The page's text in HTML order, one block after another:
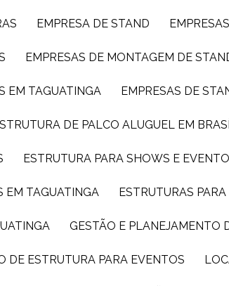
EMPRESA DE STAND
EMPRESAS DE MONTAGEM DE
EM TAGUATINGA EMPRESAS DE
ESTRUTURA DE PALCO ALUGUEL EM
ESTRUTURA PARA SHOWS E
EM TAGUATINGA ESTRUTURAS
GESTÃO E PLANEJAMENTO
DE ESTRUTURA PARA EVENTOS